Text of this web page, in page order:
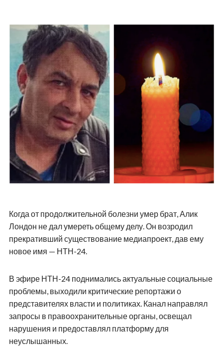
Когда от продолжительной болезни умер брат, Алик
Лондон не дал умереть общему делу. Он возродил
прекративший существование медиапроект, дав ему
новое имя — НТН-24.
В эфире НТН-24 поднимались актуальные социальные
проблемы, выходили критические репортажи о
представителях власти и политиках. Канал направлял
запросы в правоохранительные органы, освещал
нарушения и предоставлял платформу для
неуслышанных.